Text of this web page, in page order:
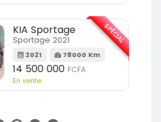
KIA Sportage
Sportage 2021
2021 78000 Km
14 500 000 FCFA
En vente
SPÉCIAL